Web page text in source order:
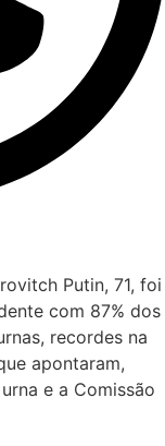
Putin, 71, foi
com 87% dos
recordes na
apontaram,
e a Comissão